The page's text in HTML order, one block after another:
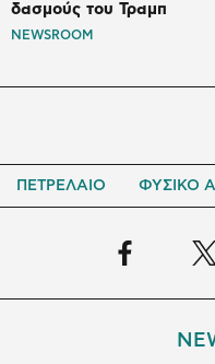
δασμούς του Τραμπ
NEWSROOM
ΠΕΤΡΕΛΑΙΟ ΦΥΣΙΚΟ